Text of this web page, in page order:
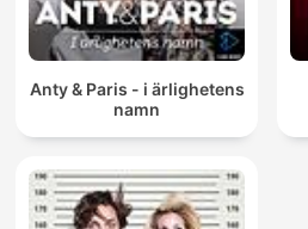
Anty & Paris - i ärlighetens
namn